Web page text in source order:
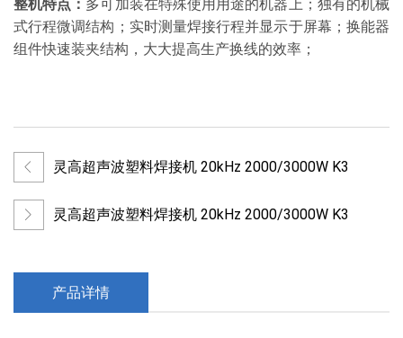
式行程微调结构；实时测量焊接行程并显示于屏幕；换能器
组件快速装夹结构，大大提高生产换线的效率；
灵高超声波塑料焊接机 20kHz 2000/3000W K3
灵高超声波塑料焊接机 20kHz 2000/3000W K3
产品详情